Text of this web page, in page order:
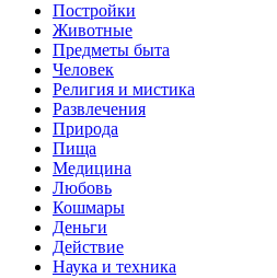
Постройки
Животные
Предметы быта
Человек
Религия и мистика
Развлечения
Природа
Пища
Медицина
Любовь
Кошмары
Деньги
Действие
Наука и техника